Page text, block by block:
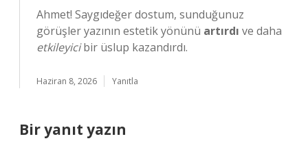
Ahmet! Saygıdeğer dostum, sunduğunuz
görüşler yazının estetik yönünü artırdı ve daha
etkileyicibir üslup kazandırdı.
Haziran 8, 2026 Yanıtla
Bir yanıt yazın